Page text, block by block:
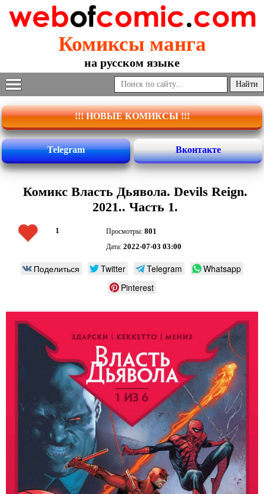
Комиксы манга
на русском языке
!!! НОВЫЕ КОМИКСЫ !!!
Telegram Вконтакте
Комикс Власть Дьявола. Devils Reign.
2021.. Часть 1.
1 Просмотры: 801
Дата: 2022-07-03 03:00
Поделиться Twitter Telegram
Whatsapp
Pinterest